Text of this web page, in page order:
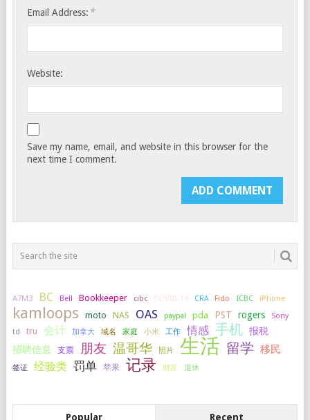
Email Address: *
Website:
Save my name, email, and website in this browser for the
next time I comment.
A7M3 BC Bell Bookkeeper cibc COVID-19 CRA Fido ICBC iPhone
kamloops moto NAS OAS paypal pda PST rogers
Sony
td
tru 会计 加拿大 域名 家庭 小米 工作 情感 手机 报税
招聘信息
支票 朋友 温哥华 照片 生活 留学 移民
签证 经验类 罚单 苹果 记录 财富 退休
Popular Recent